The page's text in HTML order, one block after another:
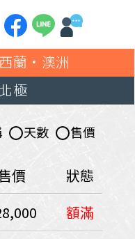
蘭·澳洲
極
售價
天數
價
狀態
額滿